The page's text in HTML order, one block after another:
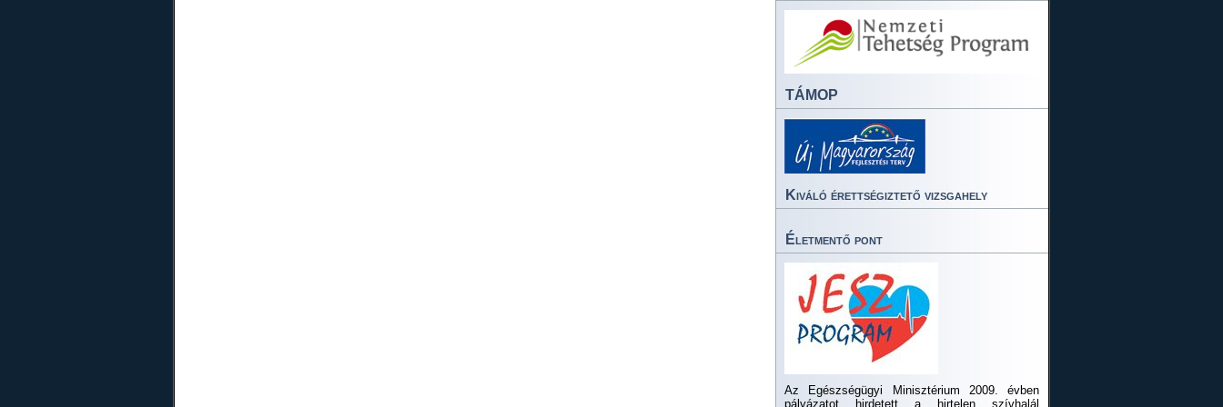
TÁMOP
Kiváló érettségiztető vizsgahely
Életmentő pont
Az Egészségügyi Minisztérium 2009. évben
pályázatot hirdetett a hirtelen szívhalál